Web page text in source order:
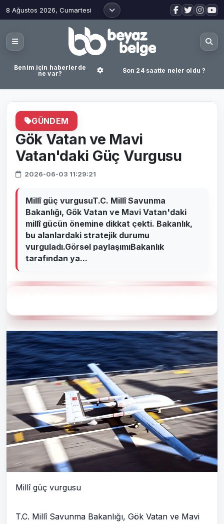
8 Ağustos 2026, Cumartesi
Benim için haberlerde
ne var?
Son 24 saatte neler oldu ?
GÜNDEM
Gök Vatan ve Mavi
Vatan'daki Güç Vurgusu
2026-06-03 11:29:21
Millî güç vurgusuT.C. Millî Savunma
Bakanlığı, Gök Vatan ve Mavi Vatan'daki
millî gücün önemine dikkat çekti. Bakanlık,
bu alanlardaki stratejik durumu
vurguladı.Görsel paylaşımıBakanlık
tarafından ya...
Millî güç vurgusu
T.C. Millî Savunma Bakanlığı, Gök Vatan ve Mavi